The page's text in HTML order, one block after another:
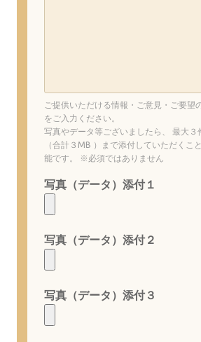
ご提供いただける情報・ご意見・ご要望
をご入力ください。
写真やデータ等ございましたら、 最大３
（合計３MB ）まで添付していただくこ
能です。 ※必須ではありません
写真（データ）添付１
写真（データ）添付２
写真（データ）添付３